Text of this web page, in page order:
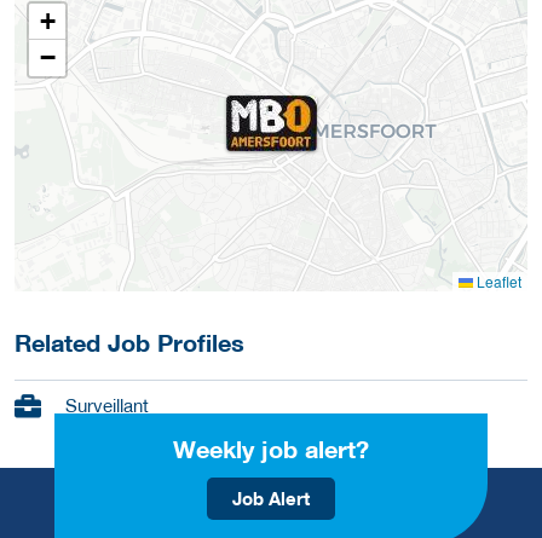
+
−
Leaflet
Related Job Profiles
Surveillant
Weekly job alert?
Job Alert